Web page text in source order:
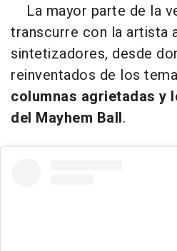
La mayor parte de la
transcurre con la artista
sintetizadores, desde
reinventados de los
columnas agrietadas y
del Mayhem Ball.